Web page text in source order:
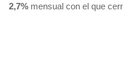
2,7% mensual con el que